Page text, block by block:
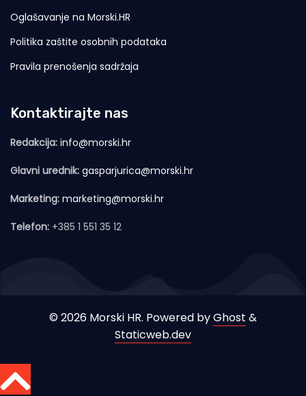
Oglašavanje na Morski.HR
Politika zaštite osobnih podataka
Pravila prenošenja sadržaja
Kontaktirajte nas
Redakcija: info@morski.hr
Glavni urednik: gasparjurica@morski.hr
Marketing: marketing@morski.hr
Telefon: +385 1 551 35 12
© 2026 Morski HR. Powered byGhost &
Staticweb.dev